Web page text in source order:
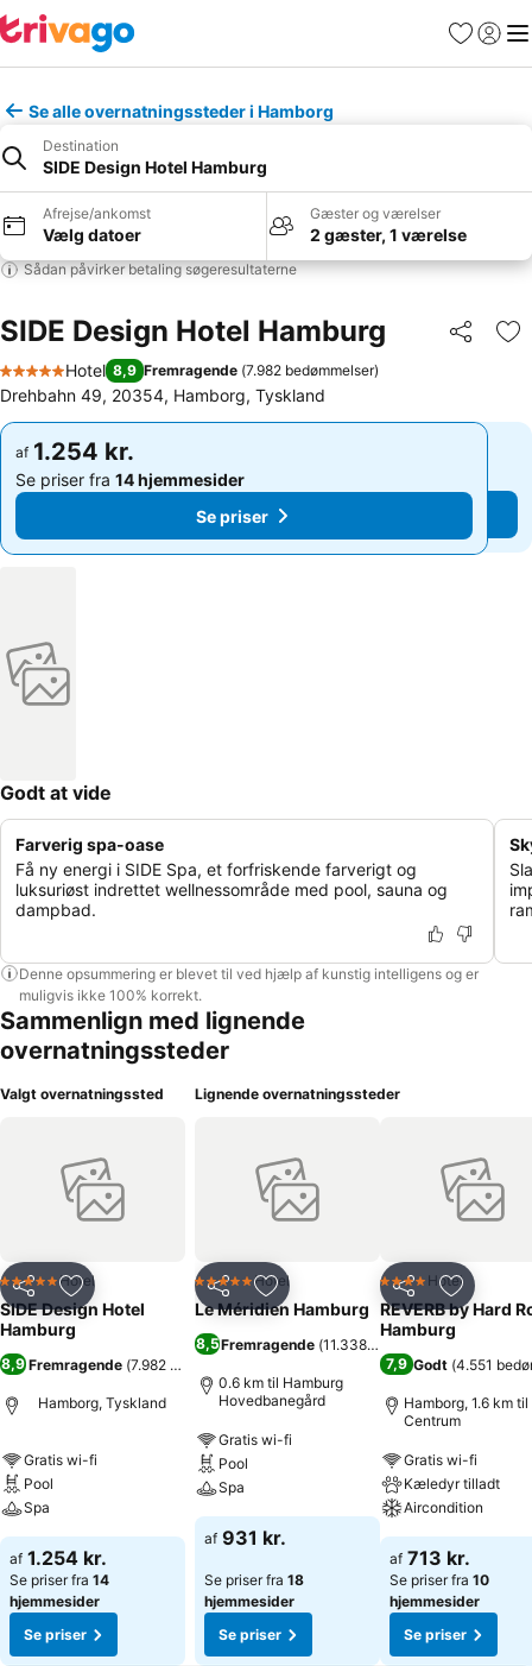
Favoritter
Log ind
Se alle overnatningssteder i Hamborg
Destination
SIDE Design Hotel Hamburg
Afrejse/ankomst
Vælg datoer
Gæster og værelser
2 gæster, 1 værelse
Sådan påvirker betaling søgeresultaterne
SIDE Design Hotel Hamburg Del
5 Stjerner
Hotel 8,9 Fremragende (7.982 bedømmelser)
Drehbahn 49, 20354, Hamborg, Tyskland
af 1.254 kr.
Se priser fra 14 hjemmesider
Se priser
af 1.254 kr.
Se priser fra 14 hjemmesider
Se priser
Godt at vide
Farverig spa-oase
Få ny energi i SIDE Spa, et forfriskende farverigt og
luksuriøst indrettet wellnessområde med pool, sauna og
dampbad.
Denne opsummering er blevet til ved hjælp af kunstig intelligens og er
muligvis ikke 100% korrekt.
Sammenlign med lignende
overnatningssteder
Valgt overnatningssted
Del Føj til favoritter
5 StjernerHotel
SIDE Design Hotel
Hamburg
8,9 Fremragende (7.982 bedømmelser
Hamborg, Tyskland
Gratis wi-fi
Pool
Spa
af 1.254 kr.
Se priser fra 14
hjemmesider
Se priser
Lignende overnatningssteder
Del Føj til favoritter
5 StjernerHotel
Le Méridien Hamburg
8,5Fremragende (11.338 bedømmelser
0.6 km til Hamburg
Hovedbanegård
Gratis wi-fi
Pool
Spa
af 931 kr.
Se priser fra 18
hjemmesider
Se priser
Del Føj til
4 StjernerHotel
REVERB by Hard
Hamburg
7,9 Godt (4.551
Hamborg, 1.6 km til
Centrum
Gratis wi-fi
Kæledyr tilladt
Aircondition
af 713 kr.
Se priser fra 10
hjemmesider
Se priser